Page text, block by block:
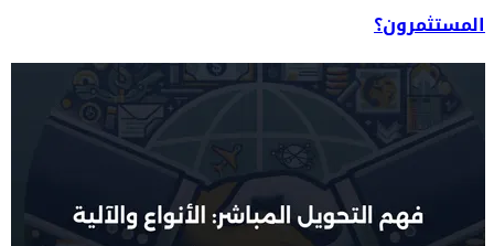
المستثمرون؟